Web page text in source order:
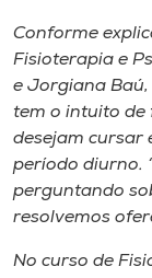
Conforme
Fisioterapia e
e Jorgiana
tem o intuito de
desejam cursar
período diurno.
perguntando
resolvemos
No curso de